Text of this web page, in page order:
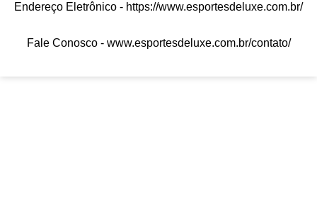
Endereço Eletrônico - https://www.esportesdeluxe.com.br/
Fale Conosco - www.esportesdeluxe.com.br/contato/